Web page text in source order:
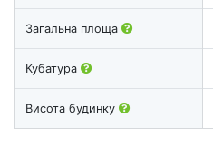
Загальна площа
Кубатура
Висота будинку